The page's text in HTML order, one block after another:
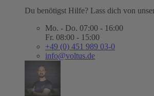
Du benötigst Hilfe? Lass dich von
Mo. - Do. 07:00 - 16:00
Fr. 08:00 - 15:00
+49 (0) 451 989 03-0
info@voltus.de